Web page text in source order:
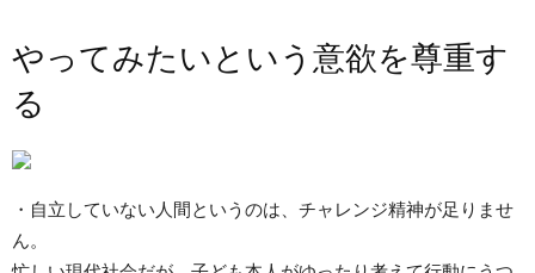
やってみたいという意欲を尊重す
る
・自立していない人間というのは、チャレンジ精神が足りませ
ん。